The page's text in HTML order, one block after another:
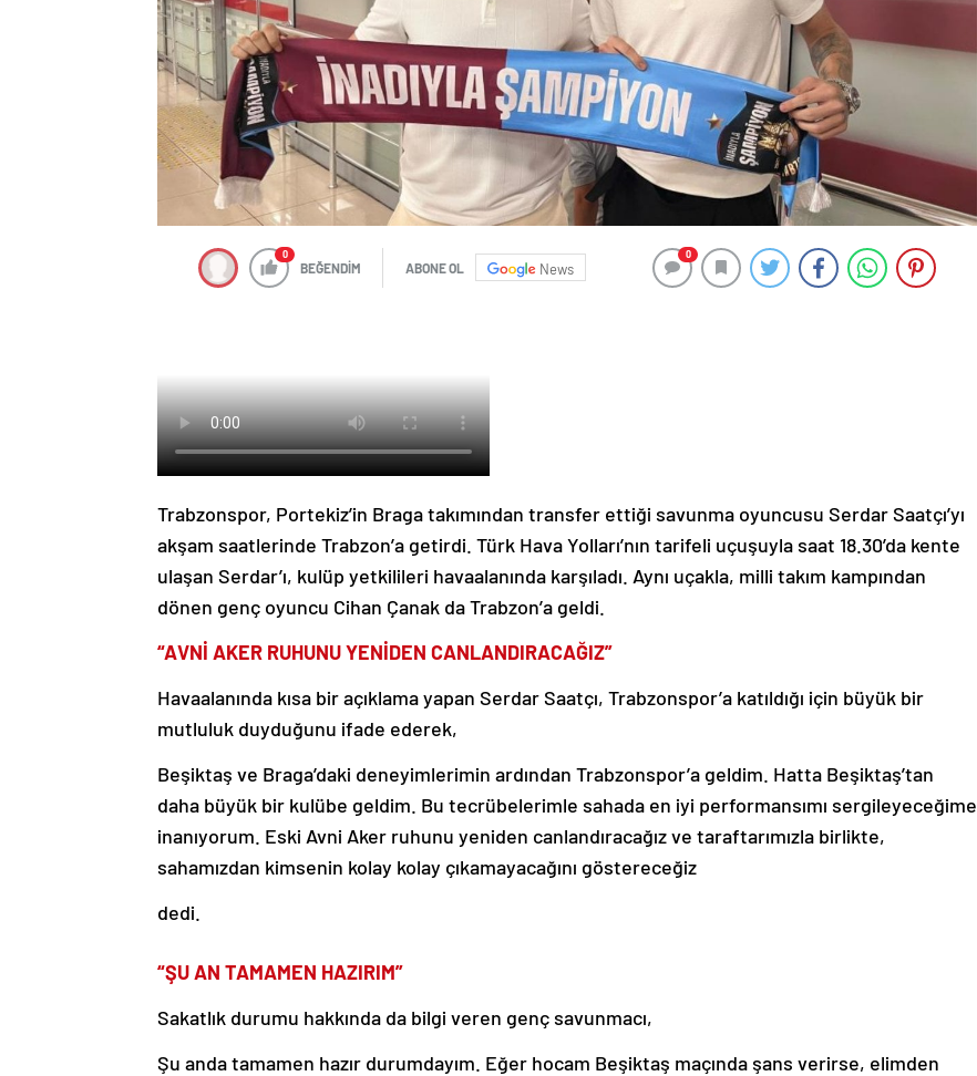
0
BEĞENDİM ABONE OL News
0
Trabzonspor, Portekiz’in Braga takımından transfer ettiği savunma oyuncusu Serdar Saatçı’yı
akşam saatlerinde Trabzon’a getirdi. Türk Hava Yolları’nın tarifeli uçuşuyla saat 18.30’da kente
ulaşan Serdar’ı, kulüp yetkilileri havaalanında karşıladı. Aynı uçakla, milli takım kampından
dönen genç oyuncu Cihan Çanak da Trabzon’a geldi.
“AVNİ AKER RUHUNU YENİDEN CANLANDIRACAĞIZ”
Havaalanında kısa bir açıklama yapan Serdar Saatçı, Trabzonspor’a katıldığı için büyük bir
mutluluk duyduğunu ifade ederek,
Beşiktaş ve Braga’daki deneyimlerimin ardından Trabzonspor’a geldim. Hatta Beşiktaş’tan
daha büyük bir kulübe geldim. Bu tecrübelerimle sahada en iyi performansımı sergileyeceğime
inanıyorum. Eski Avni Aker ruhunu yeniden canlandıracağız ve taraftarımızla birlikte,
sahamızdan kimsenin kolay kolay çıkamayacağını göstereceğiz
dedi.
“ŞU AN TAMAMEN HAZIRIM”
Sakatlık durumu hakkında da bilgi veren genç savunmacı,
Şu anda tamamen hazır durumdayım. Eğer hocam Beşiktaş maçında şans verirse, elimden